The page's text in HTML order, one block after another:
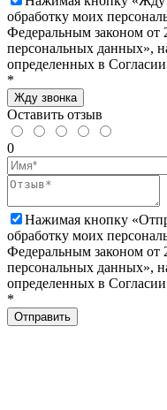
обработку моих
Федеральным законом
персональных данных»,
определенных в
*
Жду звонка
Оставить отзыв
0
Нажимая кнопку
обработку моих
Федеральным законом
персональных данных»,
определенных в
*
Отправить